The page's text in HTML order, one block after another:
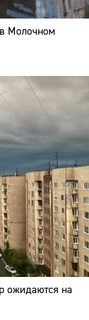
Молочном
ожидаются на